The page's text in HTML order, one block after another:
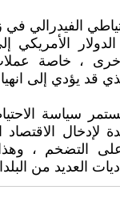
الفيدرالي في
الأمريكي
، خاصة
قد يؤدي إلى
سياسة
لإدخال
التضخم ،
العديد من